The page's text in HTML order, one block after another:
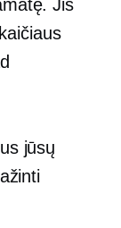
Jis
jūsų